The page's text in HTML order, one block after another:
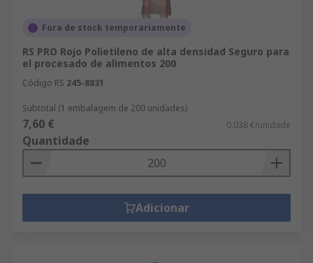
Fora de stock temporariamente
RS PRO Rojo Polietileno de alta densidad Seguro para
el procesado de alimentos 200
Código RS 245-8831
Subtotal (1 embalagem de 200 unidades)
7,60 € 0,038 €/unidade
Quantidade
Adicionar